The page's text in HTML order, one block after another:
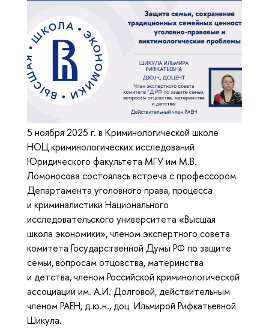
5 ноября 2025 г. в Криминологической школе
НОЦ криминологических исследований
Юридического факультета МГУ им М.В.
Ломоносова состоялась встреча с профессором
Департамента уголовного права, процесса
и криминалистики Национального
исследовательского университета «Высшая
школа экономики», членом экспертного совета
комитета Государственной Думы РФ по защите
семьи, вопросам отцовства, материнства
и детства, членом Российской криминологической
ассоциации им. А.И. Долговой, действительным
членом РАЕН, д.ю.н., доц Ильмирой Рифкатьевной
Шикула.